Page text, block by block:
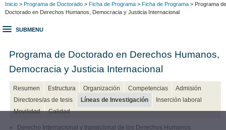
Inicio > Programa de Doctorado > Ficha de Programa > Ficha de Programa > Programa de
Doctorado en Derechos Humanos, Democracia y Justicia Internacional
SUBMENU
Programa de Doctorado en Derechos Humanos,
Democracia y Justicia Internacional
Resumen Estructura Organización Competencias
Admisión
Directores/as de tesis
Líneas de Investigación
Inserción laboral
Movilidad
Calidad
Derecho Internacional y transicional de los Derechos Humanos